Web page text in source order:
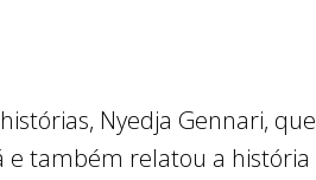
Nyedja Gennari, que
também relatou a história